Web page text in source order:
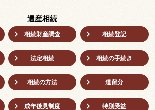
遺産相続
相続財産調査 相続登記
法定相続 相続の⼿続き
相続の方法 遺留分
成年後⾒制度 特別受益